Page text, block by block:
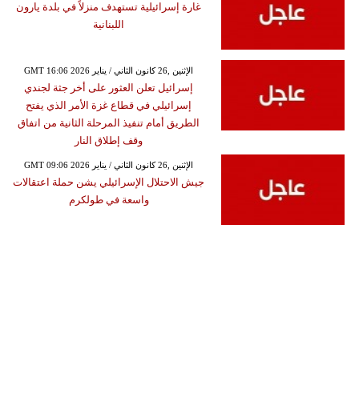
غارة إسرائيلية تستهدف منزلاً في بلدة يارون
اللبنانية
GMT 16:06 2026 الإثنين ,26 كانون الثاني / يناير
إسرائيل تعلن العثور على أخر جثة لجندي
إسرائيلي في قطاع غزة الأمر الذي يفتح
الطريق أمام تنفيذ المرحلة الثانية من اتفاق
وقف إطلاق النار
GMT 09:06 2026 الإثنين ,26 كانون الثاني / يناير
جيش الاحتلال الإسرائيلي يشن حملة اعتقالات
واسعة في طولكرم